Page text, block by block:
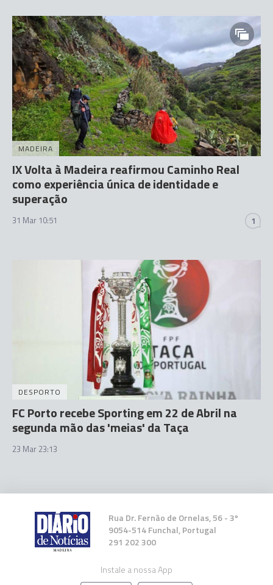
MADEIRA
IX Volta à Madeira reafirmou Caminho Real
como experiência única de identidade e
superação
31 Mar 10:51 1
DESPORTO
FC Porto recebe Sporting em 22 de Abril na
segunda mão das 'meias' da Taça
23 Mar 23:13
Rua Dr. Fernão de Ornelas, 56 - 3º
9054-514 Funchal, Portugal
291 202 300
Instale a nossa App